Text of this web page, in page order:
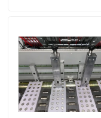
हमारे बारे में
कारखाने का दौरा